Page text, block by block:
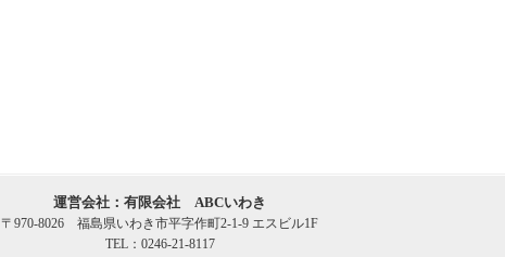
運営会社：有限会社 ABCいわき
〒970-8026 福島県いわき市平字作町2-1-9 エスビル1F
TEL：0246-21-8117